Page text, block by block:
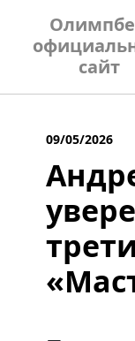
content
сайт
09/05/2026